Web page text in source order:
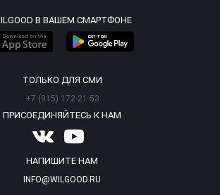
В ВАШЕМ СМАРТФОНЕ
ТОЛЬКО ДЛЯ СМИ
+7 (915) 172-21-53
ПРИСОЕДИНЯЙТЕСЬ К НАМ
НАПИШИТЕ НАМ
INFO@WILGOOD.RU